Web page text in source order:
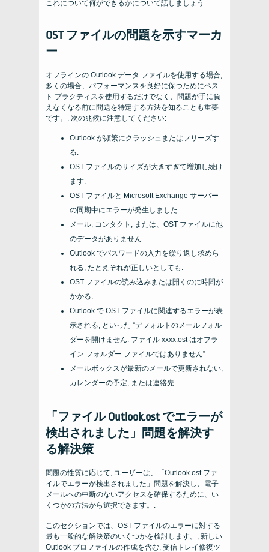
これについて何ができるかについて話しましょう.
OST ファイルの問題を示すマーカ
ー
オフラインの Outlook データ ファイルを使用する場合,
多くの場合、パフォーマンスを良好に保つためにベス
ト プラクティスを使用するだけでなく、問題が手に負
えなくなる前に問題を特定する方法を知ることも重要
です。. 次の兆候に注意してください:
Outlook が頻繁にクラッシュまたはフリーズす
る.
OST ファイルのサイズが大きすぎて増加し続け
ます.
OST ファイルと Microsoft Exchange サーバー
の同期中にエラーが発生しました.
メール, コンタクト, または、OST ファイルに他
のデータがありません.
Outlook でパスワードの入力を繰り返し求めら
れる, たとえそれが正しいとしても.
OST ファイルの読み込みまたは開くのに時間が
かかる.
Outlook で OST ファイルに関連するエラーが表
示される, といった “デフォルトのメールフォル
ダーを開けません. ファイル xxxx.ost はオフラ
イン フォルダー ファイルではありません”.
メールボックスが最新のメールで更新されない,
カレンダーの予定, または連絡先.
「ファイル Outlook.ost でエラーが
検出されました」問題を解決す
る解決策
問題の性質に応じて, ユーザーは、「Outlook ost ファ
イルでエラーが検出されました」問題を解決し、電子
メールへの中断のないアクセスを確保するために、い
くつかの方法から選択できます。.
このセクションでは、OST ファイルのエラーに対する
最も一般的な解決策のいくつかを検討します。, 新しい
Outlook プロファイルの作成を含む, 受信トレイ修復ツ